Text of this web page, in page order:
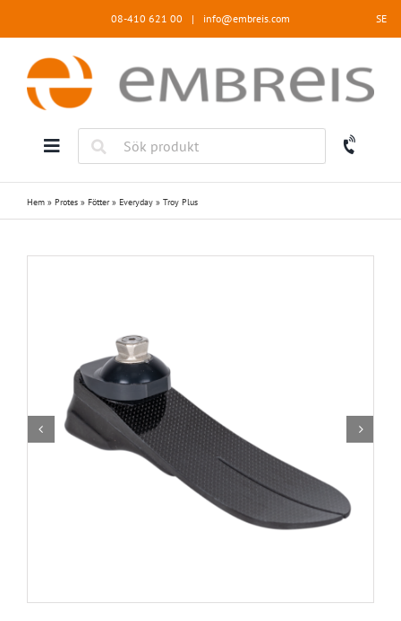
08-410 621 00 | info@embreis.com SE
Hem » Protes » Fötter» Everyday » Troy Plus
 